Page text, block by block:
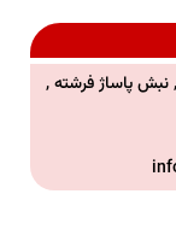
نبش پاساژ فرشته ,